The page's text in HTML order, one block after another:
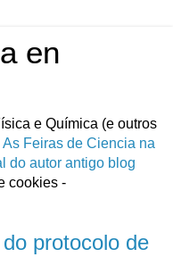
en
e Quí­mica (e outros
As Feiras de Ciencia na
do autor antigo blog
cookies -
protocolo de